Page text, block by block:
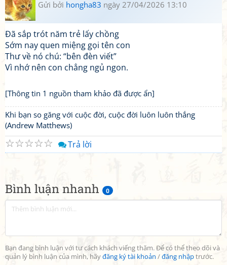
Bình luận nhanh 0
Bạn đang bình luận với tư cách khách viếng thăm. Để có thể theo dõi và
quản lý bình luận của mình, hãyđăng ký tài khoản /đăng nhậptrước.
Gửi bởi hongha83 ngày 27/04/2026 13:10
Đã sắp trót năm trẻ lấy chồng
Sớm nay quen miệng gọi tên con
Thư về nó chú: “bên đèn viết”
Vì nhớ nên con chẳng ngủ ngon.
[Thông tin 1 nguồn tham khảo đã được ẩn]
Khi bạn so găng với cuộc đời, cuộc đời luôn luôn thắng
(Andrew Matthews)
☆
☆
☆
☆
☆ Trả lời